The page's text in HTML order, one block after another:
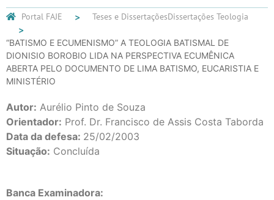
Portal FAJE Teses e DissertaçõesDissertações Teologia
“BATISMO E ECUMENISMO” A TEOLOGIA BATISMAL DE
DIONISIO BOROBIO LIDA NA PERSPECTIVA ECUMÊNICA
ABERTA PELO DOCUMENTO DE LIMA BATISMO, EUCARISTIA E
MINISTÉRIO
Autor: Aurélio Pinto de Souza
Orientador: Prof. Dr. Francisco de Assis Costa Taborda
Data da defesa: 25/02/2003
Situação: Concluída
Banca Examinadora: